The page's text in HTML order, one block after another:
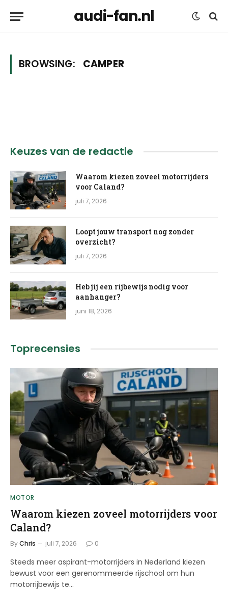
audi-fan.nl
BROWSING: CAMPER
Keuzes van de redactie
Waarom kiezen zoveel motorrijders
voor Caland?
juli 7, 2026
Loopt jouw transport nog zonder
overzicht?
juli 7, 2026
Heb jij een rijbewijs nodig voor
aanhanger?
juni 18, 2026
Toprecensies
MOTOR
Waarom kiezen zoveel motorrijders voor
Caland?
ByChris juli 7, 2026 0
Steeds meer aspirant-motorrijders in Nederland kiezen
bewust voor een gerenommeerde rijschool om hun
motorrijbewijs te…